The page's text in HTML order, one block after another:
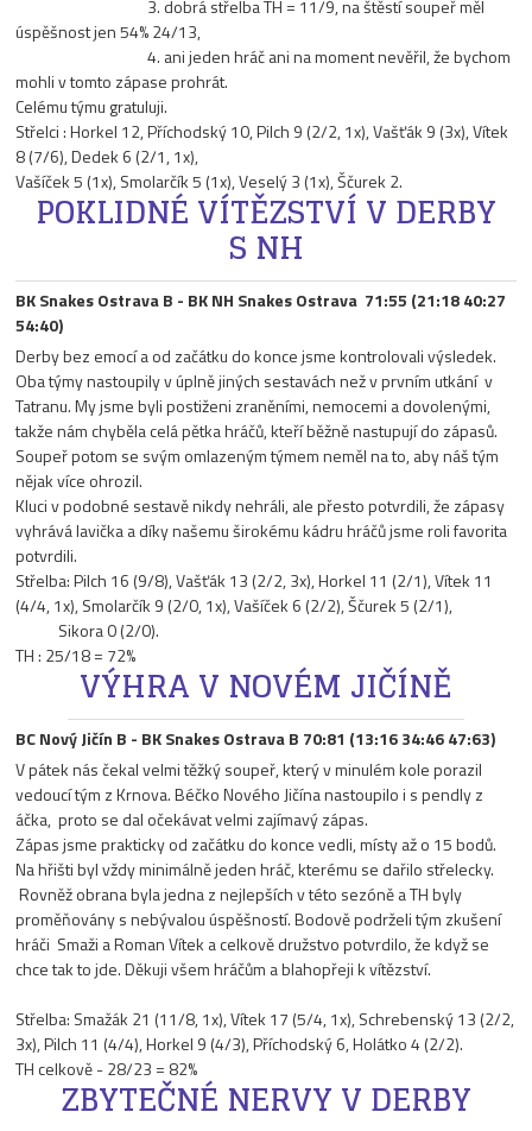
3. dobrá střelba TH = 11/9, na štěstí soupeř měl
úspěšnost jen 54% 24/13,
4. ani jeden hráč ani na moment nevěřil, že bychom
mohli v tomto zápase prohrát.
Celému týmu gratuluji.
Střelci : Horkel 12, Příchodský 10, Pilch 9 (2/2, 1x), Vašťák 9 (3x), Vítek
8 (7/6), Dedek 6 (2/1, 1x),
Vašíček 5 (1x), Smolarčík 5 (1x), Veselý 3 (1x), Ščurek 2.
POKLIDNÉ VÍTĚZSTVÍ V DERBY
S NH
BK Snakes Ostrava B - BK NH Snakes Ostrava 71:55 (21:18 40:27
54:40)
Derby bez emocí a od začátku do konce jsme kontrolovali výsledek.
Oba týmy nastoupily v úplně jiných sestavách než v prvním utkání v
Tatranu. My jsme byli postiženi zraněními, nemocemi a dovolenými,
takže nám chyběla celá pětka hráčů, kteří běžně nastupují do zápasů.
Soupeř potom se svým omlazeným týmem neměl na to, aby náš tým
nějak více ohrozil.
Kluci v podobné sestavě nikdy nehráli, ale přesto potvrdili, že zápasy
vyhrává lavička a díky našemu širokému kádru hráčů jsme roli favorita
potvrdili.
Střelba: Pilch 16 (9/8), Vašťák 13 (2/2, 3x), Horkel 11 (2/1), Vítek 11
(4/4, 1x), Smolarčík 9 (2/0, 1x), Vašíček 6 (2/2), Ščurek 5 (2/1),
Sikora 0 (2/0).
TH : 25/18 = 72%
VÝHRA V NOVÉM JIČÍNĚ
BC Nový Jičín B - BK Snakes Ostrava B 70:81 (13:16 34:46 47:63)
V pátek nás čekal velmi těžký soupeř, který v minulém kole porazil
vedoucí tým z Krnova. Béčko Nového Jičína nastoupilo i s pendly z
áčka, proto se dal očekávat velmi zajímavý zápas.
Zápas jsme prakticky od začátku do konce vedli, místy až o 15 bodů.
Na hřišti byl vždy minimálně jeden hráč, kterému se dařilo střelecky.
Rovněž obrana byla jedna z nejlepších v této sezóně a TH byly
proměňovány s nebývalou úspěšností. Bodově podrželi tým zkušení
hráči Smaži a Roman Vítek a celkově družstvo potvrdilo, že když se
chce tak to jde. Děkuji všem hráčům a blahopřeji k vítězství.
Střelba: Smažák 21 (11/8, 1x), Vítek 17 (5/4, 1x), Schrebenský 13 (2/2,
3x), Pilch 11 (4/4), Horkel 9 (4/3), Příchodský 6, Holátko 4 (2/2).
TH celkově - 28/23 = 82%
ZBYTEČNÉ NERVY V DERBY